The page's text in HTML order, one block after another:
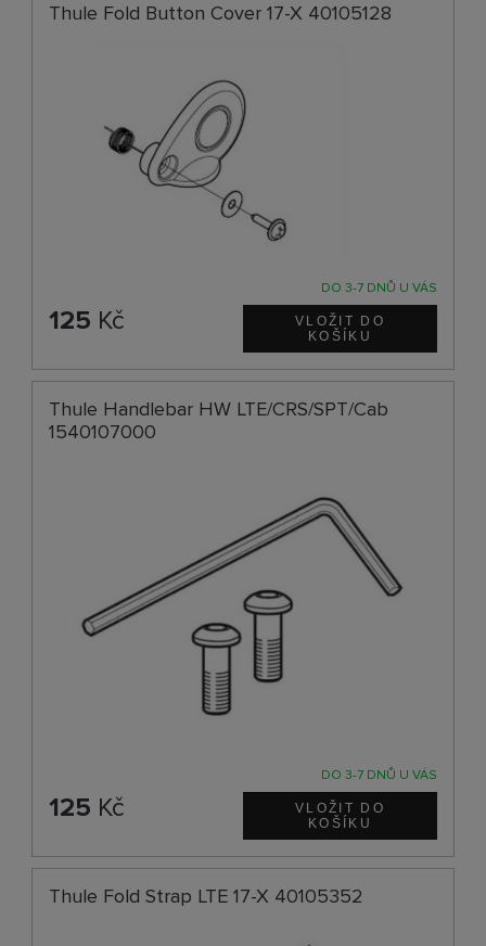
Thule Fold Button Cover 17-X 40105128
DO 3-7 DNŮ U VÁS
125 Kč
Thule Handlebar HW LTE/CRS/SPT/Cab
1540107000
DO 3-7 DNŮ U VÁS
125 Kč
Thule Fold Strap LTE 17-X 40105352